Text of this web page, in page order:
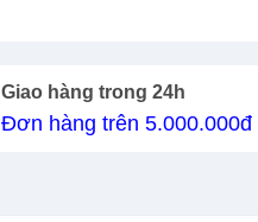
Giao hàng trong 24h
Đơn hàng trên 5.000.000đ